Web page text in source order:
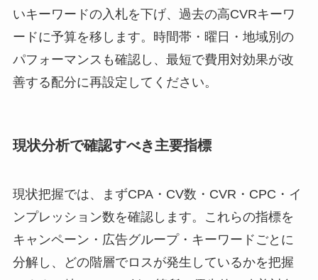
いキーワードの入札を下げ、過去の高CVRキーワ
ードに予算を移します。時間帯・曜日・地域別の
パフォーマンスも確認し、最短で費用対効果が改
善する配分に再設定してください。
現状分析で確認すべき主要指標
現状把握では、まずCPA・CV数・CVR・CPC・イ
ンプレッション数を確認します。これらの指標を
キャンペーン・広告グループ・キーワードごとに
分解し、どの階層でロスが発生しているかを把握